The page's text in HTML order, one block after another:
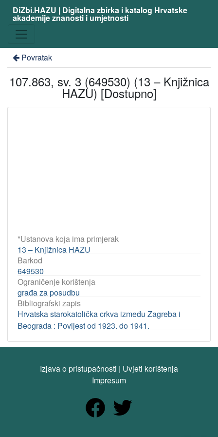
DiZbi.HAZU | Digitalna zbirka i katalog Hrvatske
akademije znanosti i umjetnosti
Povratak
107.863, sv. 3 (649530) (13 – Knjižnica
HAZU) [Dostupno]
*Ustanova koja ima primjerak
13 – Knjižnica HAZU
Barkod
649530
Ograničenje korištenja
građa za posudbu
Bibliografski zapis
Hrvatska starokatolička crkva između Zagreba i
Beograda : Povijest od 1923. do 1941.
Izjava o pristupačnosti | Uvjeti korištenja
Impresum